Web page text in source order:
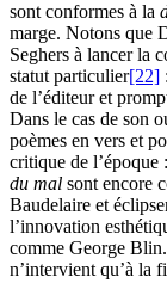
sont conformes à la
marge. Notons que
Seghers à lancer la
statut particulier[22]
de l’éditeur et
Dans le cas de son
poèmes en vers et
critique de
du mal sont encore
Baudelaire et
l’innovation
comme George
n’intervient qu’à la